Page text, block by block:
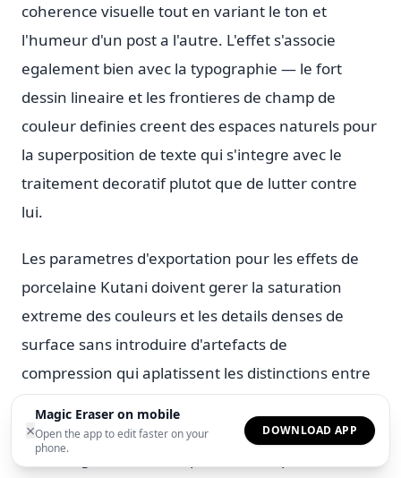
×
Magic Eraser on mobile
Open the app to edit faster on your
phone.
DOWNLOAD APP
coherence visuelle tout en variant le ton et
l'humeur d'un post a l'autre. L'effet s'associe
egalement bien avec la typographie — le fort
dessin lineaire et les frontieres de champ de
couleur definies creent des espaces naturels pour
la superposition de texte qui s'integre avec le
traitement decoratif plutot que de lutter contre
lui.
Les parametres d'exportation pour les effets de
porcelaine Kutani doivent gerer la saturation
extreme des couleurs et les details denses de
surface sans introduire d'artefacts de
compression qui aplatissent les distinctions entre
champs d'email. Le PNG preserve les relations
chromatiques exactes pour l'impression et
l'archivage. Le WebP a qualite 90 ou plus